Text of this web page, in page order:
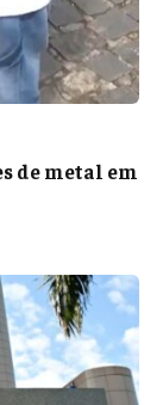
de metal em